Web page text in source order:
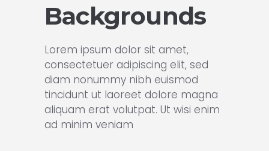
Backgrounds
Lorem ipsum dolor sit amet,
consectetuer adipiscing elit, sed
diam nonummy nibh euismod
tincidunt ut laoreet dolore magna
aliquam erat volutpat. Ut wisi enim
ad minim veniam